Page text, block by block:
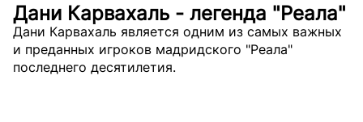
Дани Карвахаль - легенда "Реала"
Дани Карвахаль является одним из самых важных
и преданных игроков мадридского "Реала"
последнего десятилетия.